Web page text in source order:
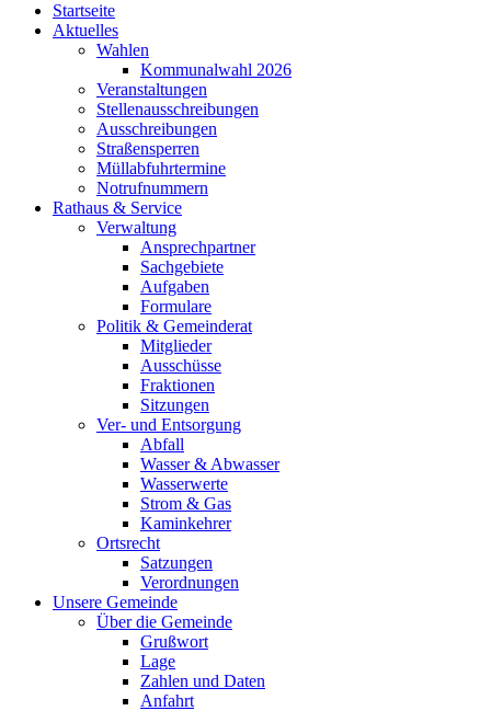
Startseite
Aktuelles
Wahlen
Kommunalwahl 2026
Veranstaltungen
Stellenausschreibungen
Ausschreibungen
Straßensperren
Müllabfuhrtermine
Notrufnummern
Rathaus & Service
Verwaltung
Ansprechpartner
Sachgebiete
Aufgaben
Formulare
Politik & Gemeinderat
Mitglieder
Ausschüsse
Fraktionen
Sitzungen
Ver- und Entsorgung
Abfall
Wasser & Abwasser
Wasserwerte
Strom & Gas
Kaminkehrer
Ortsrecht
Satzungen
Verordnungen
Unsere Gemeinde
Über die Gemeinde
Grußwort
Lage
Zahlen und Daten
Anfahrt